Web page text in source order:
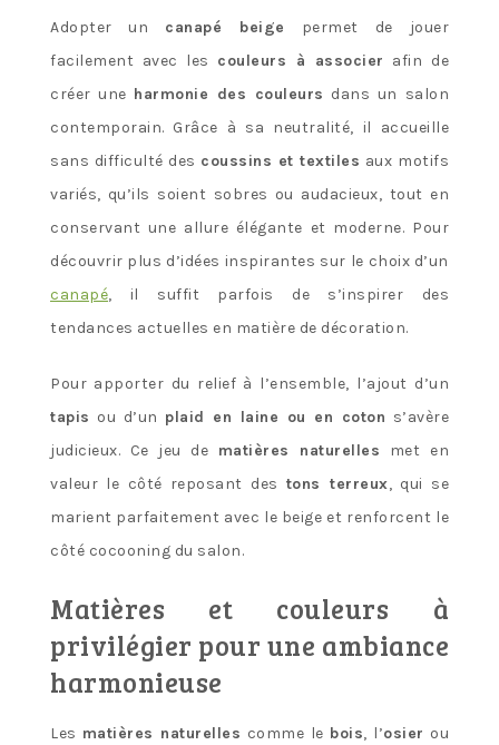
Adopter un canapé beige
permet de jouer
facilement avec les couleurs à associer afin de
créer une harmonie des couleurs dans un salon
contemporain. Grâce à sa neutralité, il accueille
sans difficulté des coussins et textiles aux motifs
variés, qu’ils soient sobres ou audacieux, tout en
conservant une allure élégante et moderne. Pour
découvrir plus d’idées inspirantes sur le choix d’un
canapé, il suffit parfois de s’inspirer des
tendances actuelles en matière de décoration.
Pour apporter du relief à l’ensemble, l’ajout d’un
tapis ou d’un plaid en laine ou en coton s’avère
judicieux. Ce jeu de matières naturelles met en
valeur le côté reposant des tons terreux, qui se
marient parfaitement avec le beige et renforcent le
côté cocooning du salon.
Matières et couleurs à
privilégier pour une ambiance
harmonieuse
Les matières naturelles comme le bois, l’osier ou